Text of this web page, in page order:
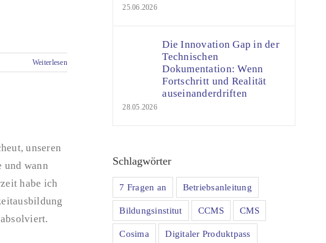
Weiterlesen
unseren
und wann
habe ich
25.06.2026
Die Innovation Gap in der
Technischen
Dokumentation: Wenn
Fortschritt und Realität
auseinanderdriften
28.05.2026
Schlagwörter
7 Fragen an Betriebsanleitung
Bildungsinstitut CCMS CMS
Cosima Digitaler Produktpass